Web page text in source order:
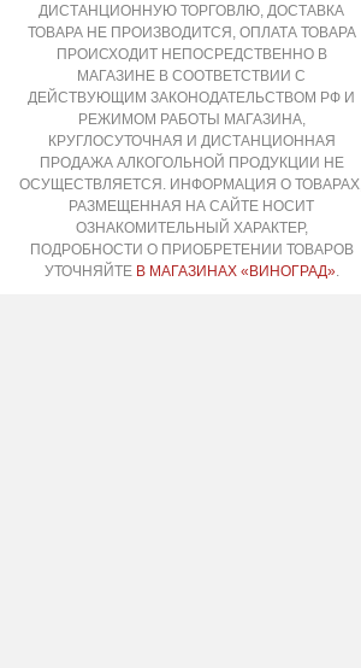
ДИСТАНЦИОННУЮ ТОРГОВЛЮ, ДОСТАВКА
ТОВАРА НЕ ПРОИЗВОДИТСЯ, ОПЛАТА ТОВАРА
ПРОИСХОДИТ НЕПОСРЕДСТВЕННО В
МАГАЗИНЕ В СООТВЕТСТВИИ С
ДЕЙСТВУЮЩИМ ЗАКОНОДАТЕЛЬСТВОМ РФ И
РЕЖИМОМ РАБОТЫ МАГАЗИНА,
КРУГЛОСУТОЧНАЯ И ДИСТАНЦИОННАЯ
ПРОДАЖА АЛКОГОЛЬНОЙ ПРОДУКЦИИ НЕ
ОСУЩЕСТВЛЯЕТСЯ. ИНФОРМАЦИЯ О ТОВАРАХ,
РАЗМЕЩЕННАЯ НА САЙТЕ НОСИТ
ОЗНАКОМИТЕЛЬНЫЙ ХАРАКТЕР,
ПОДРОБНОСТИ О ПРИОБРЕТЕНИИ ТОВАРОВ
УТОЧНЯЙТЕ В МАГАЗИНАХ «ВИНОГРАД».